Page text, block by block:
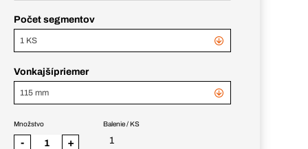
Počet segmentov
1 KS
Vonkajšípriemer
115 mm
Balenie / KS
1
Množstvo
- +